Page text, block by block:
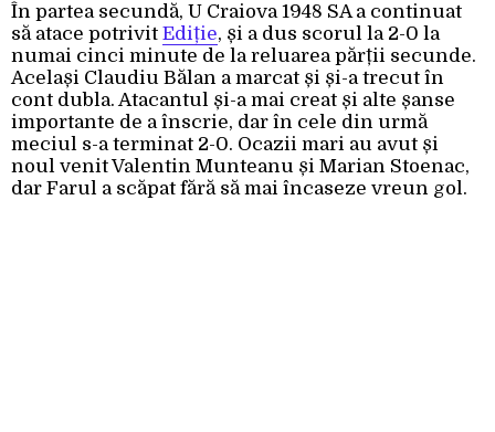
În partea secundă, U Craiova 1948 SA a continuat
să atace potrivit Ediție, și a dus scorul la 2-0 la
numai cinci minute de la reluarea părții secunde.
Același Claudiu Bălan a marcat și și-a trecut în
cont dubla. Atacantul și-a mai creat și alte șanse
importante de a înscrie, dar în cele din urmă
meciul s-a terminat 2-0. Ocazii mari au avut și
noul venit Valentin Munteanu și Marian Stoenac,
dar Farul a scăpat fără să mai încaseze vreun gol.